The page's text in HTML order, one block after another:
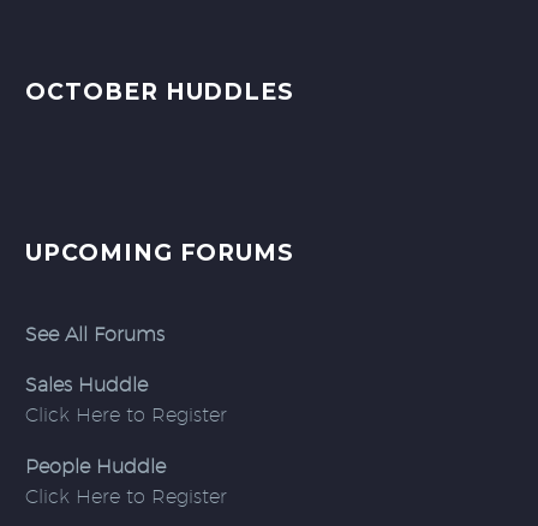
OCTOBER HUDDLES
UPCOMING FORUMS
See All Forums
Sales Huddle
Click Here to Register
People Huddle
Click Here to Register